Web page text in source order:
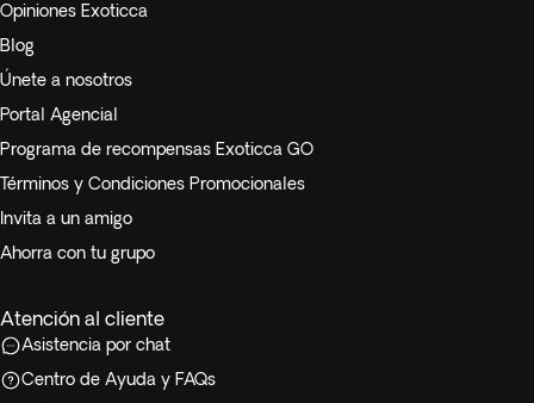
Opiniones Exoticca
Blog
Únete a nosotros
Portal Agencial
Programa de recompensas Exoticca GO
Términos y Condiciones Promocionales
Invita a un amigo
Ahorra con tu grupo
Atención al cliente
Asistencia por chat
Centro de Ayuda y FAQs